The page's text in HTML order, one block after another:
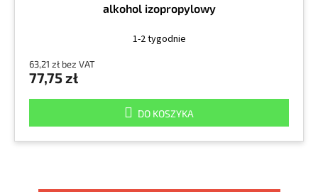
alkohol izopropylowy
1-2 tygodnie
63,21 zł bez VAT
77,75 zł
DO KOSZYKA